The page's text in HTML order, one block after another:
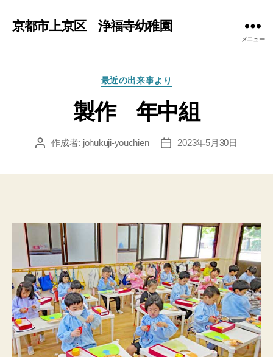
京都市上京区 浄福寺幼稚園
メニュー
カ
ゴ
リ
最近の出来事より
製作 年中組
投 作成者: johukuji-youchien
投
2023年5月30日